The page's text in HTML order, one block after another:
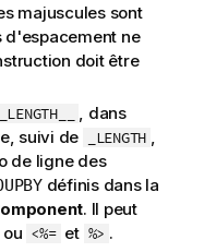
majuscules sont
d'espacement ne
doit être
, dans
suivi de
_LENGTH ,
de ligne des
définis dans la
. Il peut
ou <%= et %> .